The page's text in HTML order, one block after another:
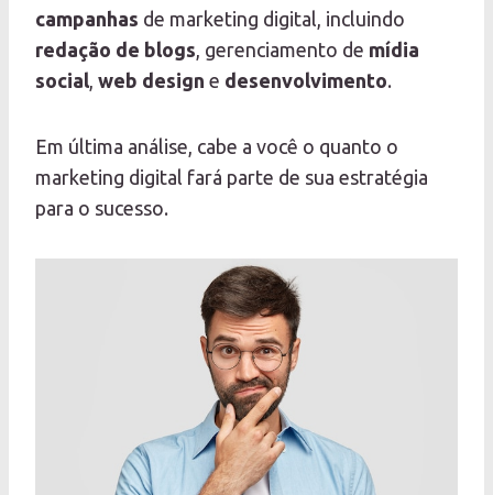
campanhas de marketing digital, incluindo
redação de blogs , gerenciamento de mídia
social web design e desenvolvimento.
Em última análise, cabe a você o quanto o
marketing digital fará parte de sua estratégia
para o sucesso.